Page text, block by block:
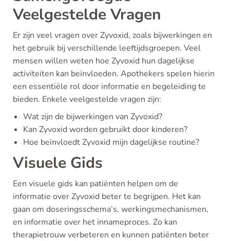
Veelgestelde Vragen
Er zijn veel vragen over Zyvoxid, zoals bijwerkingen en
het gebruik bij verschillende leeftijdsgroepen. Veel
mensen willen weten hoe Zyvoxid hun dagelijkse
activiteiten kan beïnvloeden. Apothekers spelen hierin
een essentiële rol door informatie en begeleiding te
bieden. Enkele veelgestelde vragen zijn:
Wat zijn de bijwerkingen van Zyvoxid?
Kan Zyvoxid worden gebruikt door kinderen?
Hoe beïnvloedt Zyvoxid mijn dagelijkse routine?
Visuele Gids
Een visuele gids kan patiënten helpen om de
informatie over Zyvoxid beter te begrijpen. Het kan
gaan om doseringsschema’s, werkingsmechanismen,
en informatie over het innameproces. Zo kan
therapietrouw verbeteren en kunnen patiënten beter